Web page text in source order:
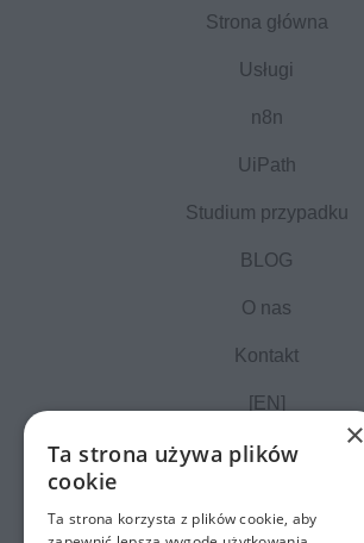
Strona główna
Usługi
n8n
UiPath
Studium przypadku
BLOG
O nas
Kontakt
[EN]
×
Ta strona używa plików
cookie
Ta strona korzysta z plików cookie, aby